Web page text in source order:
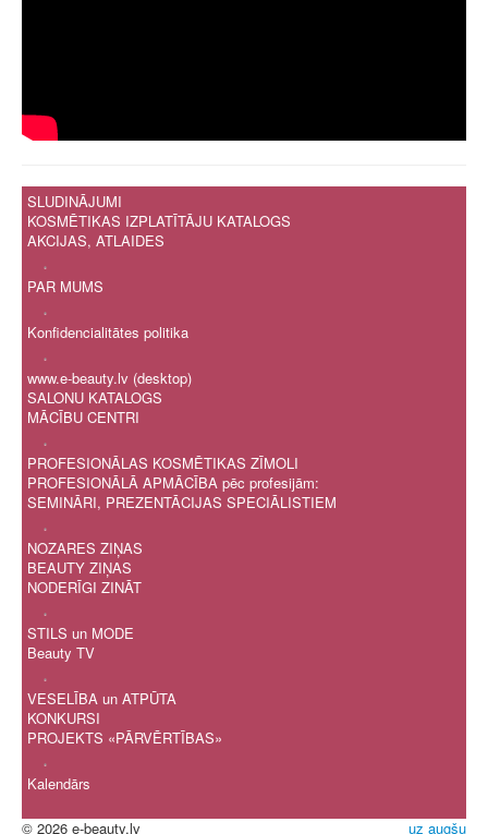
SLUDINĀJUMI
KOSMĒTIKAS IZPLATĪTĀJU KATALOGS
AKCIJAS, ATLAIDES
.
PAR MUMS
.
Konfidencialitātes politika
.
www.e-beauty.lv (desktop)
SALONU KATALOGS
MĀCĪBU CENTRI
.
PROFESIONĀLAS KOSMĒTIKAS ZĪMOLI
PROFESIONĀLĀ APMĀCĪBA pēc profesijām:
SEMINĀRI, PREZENTĀCIJAS SPECIĀLISTIEM
.
NOZARES ZIŅAS
BEAUTY ZIŅAS
NODERĪGI ZINĀT
.
STILS un MODE
Beauty TV
.
VESELĪBA un ATPŪTA
KONKURSI
PROJEKTS «PĀRVĒRTĪBAS»
.
Kalendārs
uz augšu
© 2026 e-beauty.lv